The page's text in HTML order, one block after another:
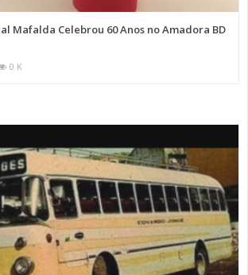
Mafalda Celebrou 60 Anos no Amadora BD
0 K